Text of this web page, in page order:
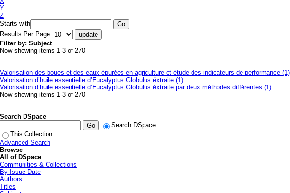
Y
Z
Starts with
Results Per Page:
Filter by: Subject
Now showing items 1-3 of 270
Valorisation des boues et des eaux épurées en agriculture et étude des indicateurs de performance (1)
Valorisation d’huile essentielle d’Eucalyptus Globulus éxtraite (1)
Valorisation d’huile essentielle d’Eucalyptus Globulus éxtraite par deux méthodes différentes (1)
Now showing items 1-3 of 270
Search DSpace
Search DSpace
This Collection
Advanced Search
Browse
All of DSpace
Communities & Collections
By Issue Date
Authors
Titles